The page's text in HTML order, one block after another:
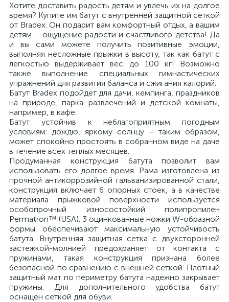
Хотите доставить радость детям и увлечь их на долгое
время? Купите им батут с внутренней защитной сеткой
от Bradex. Он подарит вам комфортный отдых, а вашим
детям – ощущение радости и счастливого детства! Да
и вы сами можете получить позитивные эмоции,
выполняя несложные прыжки в высоту, так как батут с
легкостью выдерживает вес до 100 кг! Возможно
также выполнение специальных гимнастических
упражнений для развития баланса и сжигания калорий.
Батут Bradex подойдет для дачи, кемпинга, праздников
на природе, парка развлечений и детской комнаты,
например, в кафе.
Батут устойчив к неблагоприятным погодным
условиям: дождю, яркому солнцу – таким образом,
может спокойно простоять в собранном виде на даче
в течение всех теплых месяцев.
Продуманная конструкция батута позволит вам
использовать его долгое время. Рама изготовлена из
прочной антикоррозийной гальванизированной стали,
конструкция включает 6 опорных стоек, а в качестве
материала прыжковой поверхности используется
особопрочный износостойкий полипропилен
Permatron™ (USA). 3 оцинкованные ножки W-образной
формы обеспечивают максимальную устойчивость
батута. Внутренняя защитная сетка с двухсторонней
застежкой-молнией предохраняет от контакта с
пружинами, такая конструкция признана более
безопасной по сравнению с внешней сеткой. Плотный
защитный мат по периметру батута надежно закрывает
пружины. Для дополнительного удобства батут
оснащен сеткой для обуви.